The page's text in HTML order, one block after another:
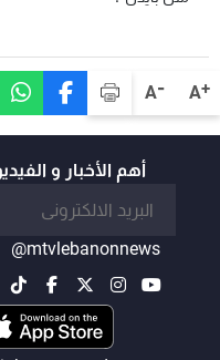
A+
A-
أهم الأخبار و
@mtvlebanonnews